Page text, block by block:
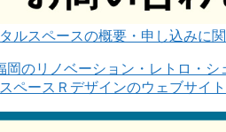
ルスペースの概要・申し込みに
ペースＲデザインのウェブサイ